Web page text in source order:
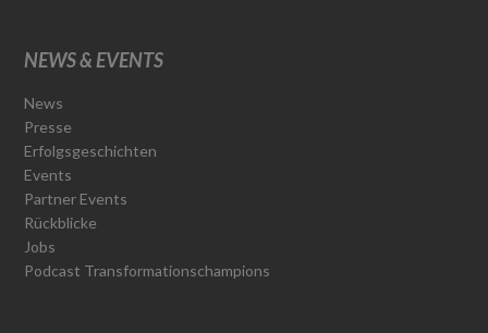
NEWS & EVENTS
News
Presse
Erfolgsgeschichten
Events
Partner Events
Rückblicke
Jobs
Podcast Transformationschampions